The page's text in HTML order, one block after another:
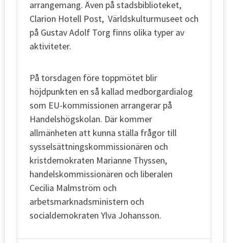
arrangemang. Även på stadsbiblioteket,
Clarion Hotell Post, Världskulturmuseet och
på Gustav Adolf Torg finns olika typer av
aktiviteter.
På torsdagen före toppmötet blir
höjdpunkten en så kallad medborgardialog
som EU-kommissionen arrangerar på
Handelshögskolan. Där kommer
allmänheten att kunna ställa frågor till
sysselsättningskommissionären och
kristdemokraten Marianne Thyssen,
handelskommissionären och liberalen
Cecilia Malmström och
arbetsmarknadsministern och
socialdemokraten Ylva Johansson.